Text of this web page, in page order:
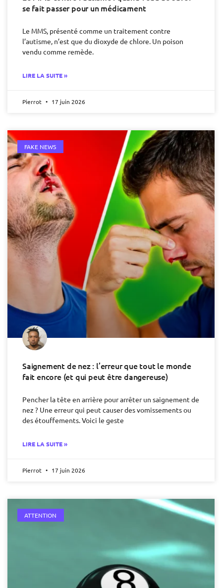
se fait passer pour un médicament
Le MMS, présenté comme un traitement contre
l’autisme, n’est que du dioxyde de chlore. Un poison
vendu comme remède.
LIRE LA SUITE »
Pierrot 17 juin 2026
FAKE NEWS
Saignement de nez : l’erreur que tout le monde
fait encore (et qui peut être dangereuse)
Pencher la tête en arrière pour arrêter un saignement de
nez ? Une erreur qui peut causer des vomissements ou
des étouffements. Voici le geste
LIRE LA SUITE »
Pierrot 17 juin 2026
ATTENTION